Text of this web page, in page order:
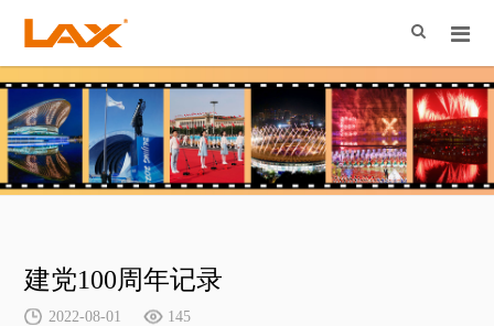
建党100周年记录
2022-08-01 145